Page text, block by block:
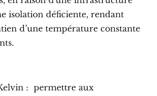
isolation déficiente, rendant
d’une température constante
: permettre aux